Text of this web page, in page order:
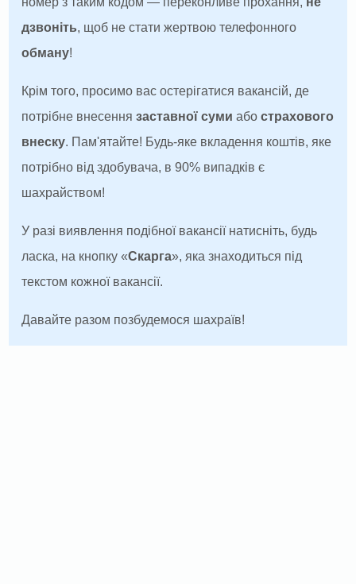
дзвоніть, щоб не стати жертвою телефонного
обману!
Крім того, просимо вас остерігатися вакансій, де
потрібне внесеннязаставної суми абострахового
внеску. Пам'ятайте! Будь-яке вкладення коштів, яке
потрібно від здобувача, в 90% випадків є
шахрайством!
У разі виявлення подібної вакансії натисніть, будь
ласка, на кнопку «Скарга», яка знаходиться під
текстом кожної вакансії.
Давайте разом позбудемося шахраїв!